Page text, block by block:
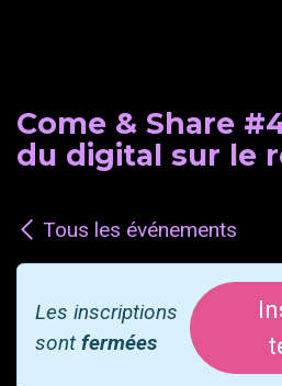
Come & Share
du digital sur le
Tous les événements
Les inscriptions
sont fermées